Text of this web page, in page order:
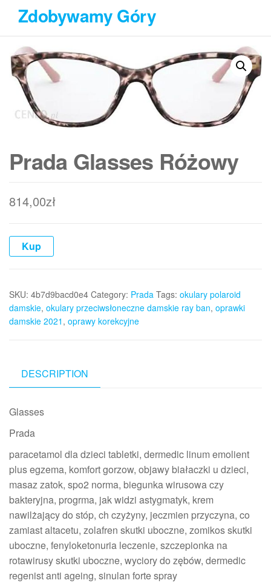
Przejdź
treści
Zdobywamy Góry
Prada Glasses Różowy
814,00zł
Kup
SKU: 4b7d9bacd0e4 Category: Prada Tags: okulary polaroid
damskie, okulary przeciwsłoneczne damskie ray ban, oprawki
damskie 2021 , oprawy korekcyjne
DESCRIPTION
Glasses
Prada
paracetamol dla dzieci tabletki, dermedic linum emolient
plus egzema, komfort gorzow, objawy białaczki u dzieci,
masaz zatok, spo2 norma, biegunka wirusowa czy
bakteryjna, progrma, jak widzi astygmatyk, krem
nawilżający do stóp, ch czyżyny, jeczmien przyczyna, co
zamiast altacetu, zolafren skutki uboczne, zomikos skutki
uboczne, fenyloketonuria leczenie, szczepionka na
rotawirusy skutki uboczne, wyciory do zębów, dermedic
regenist anti ageing, sinulan forte spray